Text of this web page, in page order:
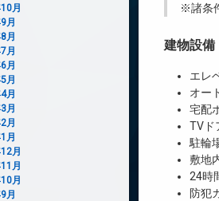
※諸条
建物設備
エレ
オー
宅配
TVド
駐輪
敷地
24時
防犯
月
月
月
月
月
月
月
月
月
月
月
月
月
月